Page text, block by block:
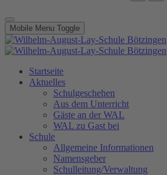
Mobile Menu Toggle
Startseite
Aktuelles
Schulgeschehen
Aus dem Unterricht
Gäste an der WAL
WAL zu Gast bei
Schule
Allgemeine Informationen
Namensgeber
Schulleitung/Verwaltung